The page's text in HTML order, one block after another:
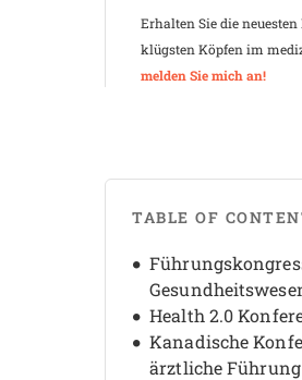
Erhalten Sie die
klügsten Köpfen im
melden Sie mich an!
TABLE OF
Health 2.0
Kanadische
ärztliche Führung